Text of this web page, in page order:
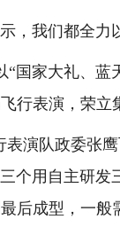
我们都全力
家大礼、蓝
行表演，荣
队政委张鹰
个用自主研
后成型，一般